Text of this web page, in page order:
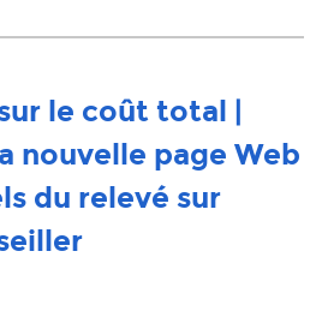
le coût total |
nouvelle page Web
du relevé sur